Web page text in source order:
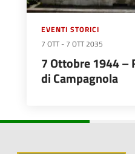
EVENTI STORICI
7 OTT - 7 OTT 2035
7 Ottobre 1944 –
di Campagnola